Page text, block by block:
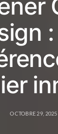
OCTOBRE 29, 2025